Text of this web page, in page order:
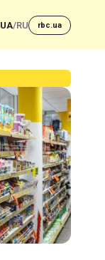
UA/RU rbc.ua